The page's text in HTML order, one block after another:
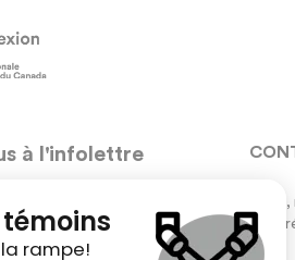
à l'infolettre
des courriels occasionnels avec
et les nouveaux développements